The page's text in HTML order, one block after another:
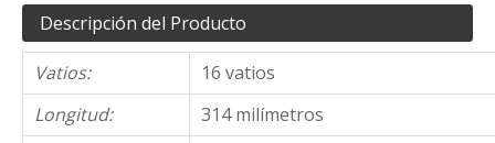
Descripción del Producto
Vatios:
16 vatios
Longitud:
314 milímetros